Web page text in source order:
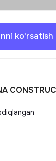
ko'rsatish